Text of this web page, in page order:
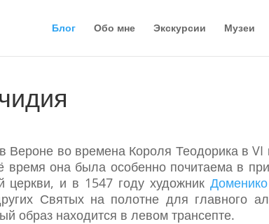
Блог Обо мне Экскурсии Музеи
Вероне во времена Короля Теодорика в VI
время она была особенно почитаема в
и в 1547 году художник
Святых на полотне для главного
образ находится в левом трансепте.